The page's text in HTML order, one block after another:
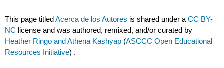
This page titledAcerca de los Autores is shared under aCC BY-
NC license and was authored, remixed, and/or curated by
Heather Ringo and Athena Kashyap (ASCCC Open Educational
Resources Initiative) .